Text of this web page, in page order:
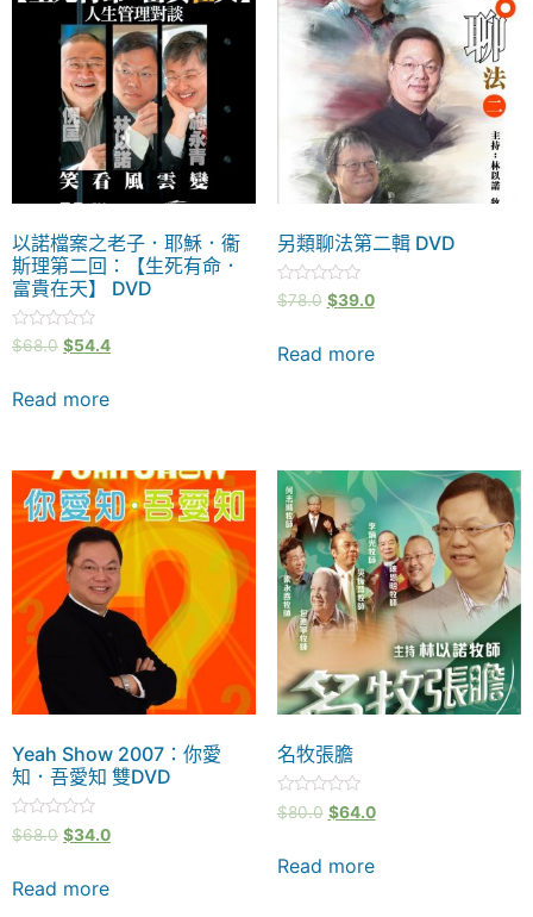
以諾檔案之老子．耶穌．衞
斯理第二回：【生死有命．
富貴在天】 DVD
Rated
0
5
$68.0 $54.4
Read more
另類聊法第二輯 DVD
Rated
0
5
$78.0 $39.0
Read more
Yeah Show 2007：你愛
知．吾愛知 雙DVD
Rated
0
5
$68.0 $34.0
Read more
名牧張膽
Rated
0
5
$80.0 $64.0
Read more